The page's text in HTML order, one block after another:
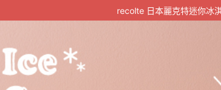
recolte 日本麗克特迷你冰